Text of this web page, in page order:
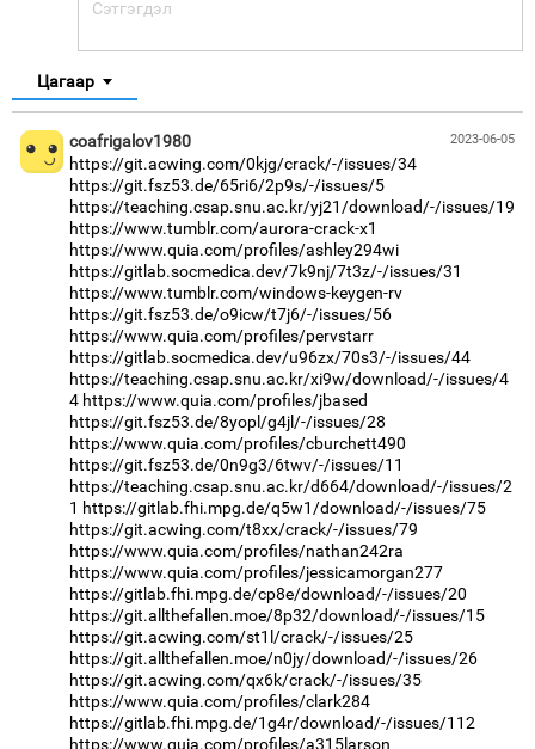
Цагаар
2023-06-05
coafrigalov1980
https://git.acwing.com/0kjg/crack/-/issues/34
https://git.fsz53.de/65ri6/2p9s/-/issues/5
https://teaching.csap.snu.ac.kr/yj21/download/-/issues/19
https://www.tumblr.com/aurora-crack-x1
https://www.quia.com/profiles/ashley294wi
https://gitlab.socmedica.dev/7k9nj/7t3z/-/issues/31
https://www.tumblr.com/windows-keygen-rv
https://git.fsz53.de/o9icw/t7j6/-/issues/56
https://www.quia.com/profiles/pervstarr
https://gitlab.socmedica.dev/u96zx/70s3/-/issues/44
https://teaching.csap.snu.ac.kr/xi9w/download/-/issues/4
4 https://www.quia.com/profiles/jbased
https://git.fsz53.de/8yopl/g4jl/-/issues/28
https://www.quia.com/profiles/cburchett490
https://git.fsz53.de/0n9g3/6twv/-/issues/11
https://teaching.csap.snu.ac.kr/d664/download/-/issues/2
1 https://gitlab.fhi.mpg.de/q5w1/download/-/issues/75
https://git.acwing.com/t8xx/crack/-/issues/79
https://www.quia.com/profiles/nathan242ra
https://www.quia.com/profiles/jessicamorgan277
https://gitlab.fhi.mpg.de/cp8e/download/-/issues/20
https://git.allthefallen.moe/8p32/download/-/issues/15
https://git.acwing.com/st1l/crack/-/issues/25
https://git.allthefallen.moe/n0jy/download/-/issues/26
https://git.acwing.com/qx6k/crack/-/issues/35
https://www.quia.com/profiles/clark284
https://gitlab.fhi.mpg.de/1g4r/download/-/issues/112
https://www.quia.com/profiles/a315larson